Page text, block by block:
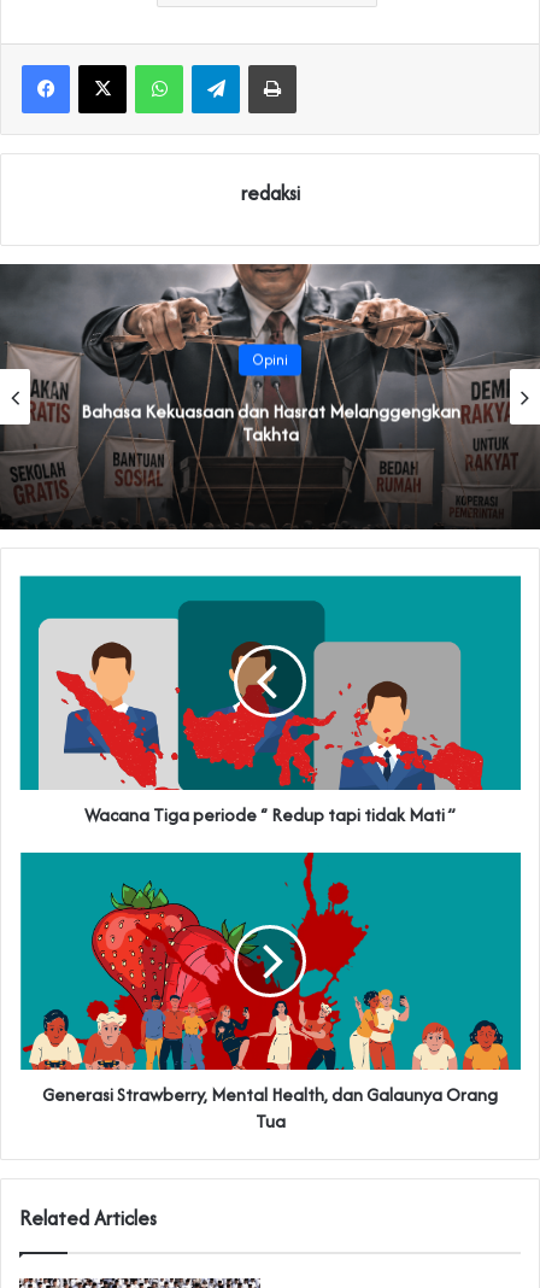
WhatsAppTelegramPrint
redaksi
Opini
Bahasa Kekuasaan dan Hasrat Melanggengkan
Takhta
Wacana Tiga periode ‘’ Redup tapi tidak Mati ’’
Generasi Strawberry, Mental Health, dan Galaunya Orang
Tua
Related Articles